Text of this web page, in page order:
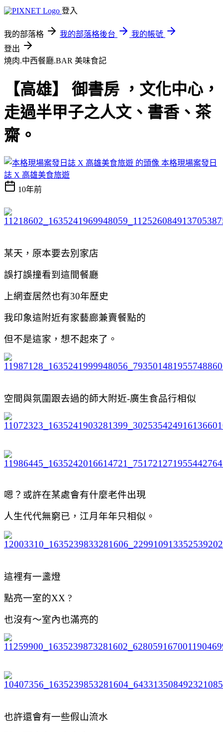
登入
我的部落格 我的部落格後台
我的帳號
登出
燒肉.中西餐廳.BAR 美味食記
【高雄】 御書房 ，文化中心，
走過半甲子之人文、書香、茶
齋。
本格現場案發日
誌 X 高雄美食旅遊
10年前
某天，原本要去別家店
誤打誤撞看到這間餐廳
上網查居然也有30年歷史
我印象這附近有家藝廊兼賣餐點的
但不是這家，想不起來了。
空間與氛圍跟去過的師大附近-廣生食品行相似
嗯？或許在某處會有什麼老件出現
人生代代無窮已，江月年年只相似。
這裡有一盞燈
點亮一室的XX ?
也沒有～室內也滿亮的
也許還會有一些假山流水